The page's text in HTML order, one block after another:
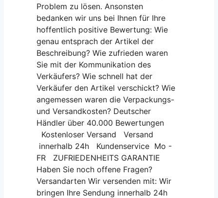
Problem zu lösen. Ansonsten
bedanken wir uns bei Ihnen für Ihre
hoffentlich positive Bewertung: Wie
genau entsprach der Artikel der
Beschreibung? Wie zufrieden waren
Sie mit der Kommunikation des
Verkäufers? Wie schnell hat der
Verkäufer den Artikel verschickt? Wie
angemessen waren die Verpackungs-
und Versandkosten? Deutscher
Händler über 40.000 Bewertungen
Kostenloser Versand Versand
innerhalb 24h Kundenservice Mo -
FR ZUFRIEDENHEITS GARANTIE
Haben Sie noch offene Fragen?
Versandarten Wir versenden mit: Wir
bringen Ihre Sendung innerhalb 24h